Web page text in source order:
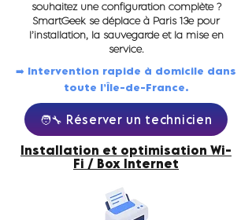
souhaitez une configuration complète ?
SmartGeek se déplace à Paris 13e pour
l’installation, la sauvegarde et la mise en
service.
➡️ Intervention rapide à domicile dans
toute l’Île-de-France.
🧑‍🔧 Réserver un technicien
Installation et optimisation Wi-
Fi / Box Internet